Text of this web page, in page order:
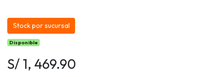
Stock por sucursal
Disponible
S/ 1, 469.90